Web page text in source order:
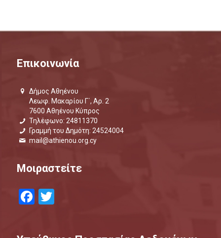
Επικοινωνία
Δήμος Αθηένου
Λεωφ. Μακαρίου Γ΄, Αρ. 2
7600 Αθηένου Κύπρος
Τηλέφωνο: 24811370
Γραμμή του Δημότη: 24524004
mail@athienou.org.cy
Μοιραστείτε
Facebook